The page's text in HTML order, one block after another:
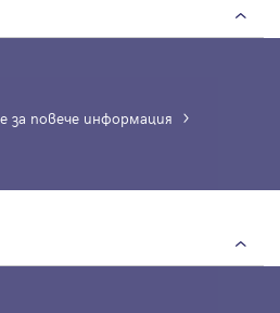
за повече информация